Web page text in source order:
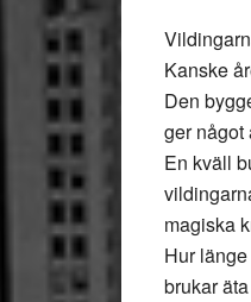
Kanske
Den
ger något
En kväll
magiska
Hur
brukar